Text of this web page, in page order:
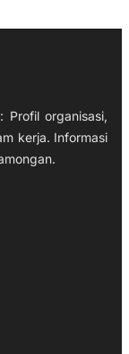
Profil organisasi,
kerja. Informasi